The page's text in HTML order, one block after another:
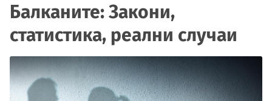
Балканите: Закони,
статистика, реални случаи